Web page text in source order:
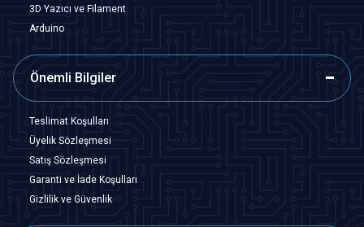
3D Yazıcı ve Filament
Arduino
Önemli Bilgiler
Teslimat Koşulları
Üyelik Sözleşmesi
Satış Sözleşmesi
Garanti ve İade Koşulları
Gizlilik ve Güvenlik